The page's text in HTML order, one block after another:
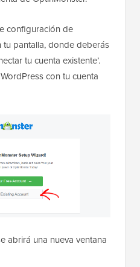
configuración de
pantalla, donde deberás
tu cuenta existente’.
con tu cuenta
abrirá una nueva ventana